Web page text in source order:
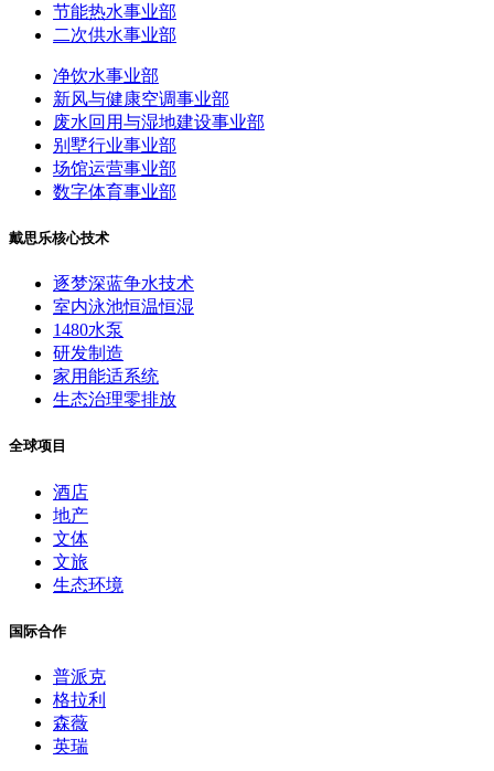
节能热水事业部
二次供水事业部
净饮水事业部
新风与健康空调事业部
废水回用与湿地建设事业部
别墅行业事业部
场馆运营事业部
数字体育事业部
戴思乐核心技术
逐梦深蓝争水技术
室内泳池恒温恒湿
1480水泵
研发制造
家用能适系统
生态治理零排放
全球项目
酒店
地产
文体
文旅
生态环境
国际合作
普派克
格拉利
森薇
英瑞